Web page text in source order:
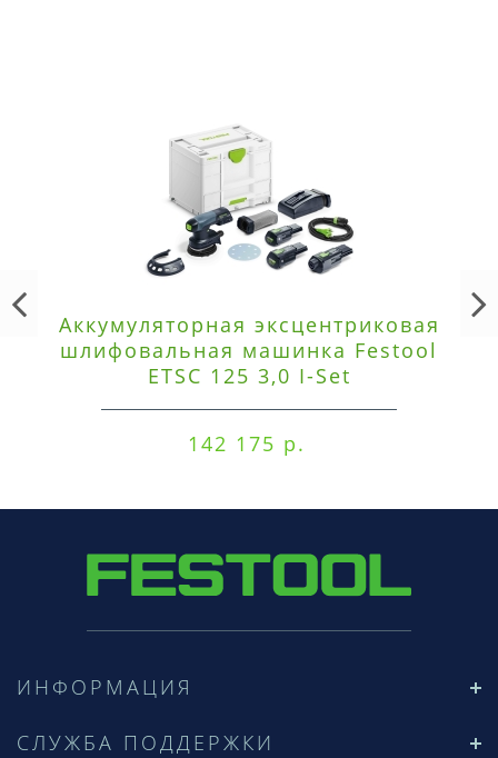
Аккумуляторная эксцентриковая
шлифовальная машинка Festool
ETSC 125 3,0 I-Set
142 175 р.
ИНФОРМАЦИЯ
СЛУЖБА ПОДДЕРЖКИ